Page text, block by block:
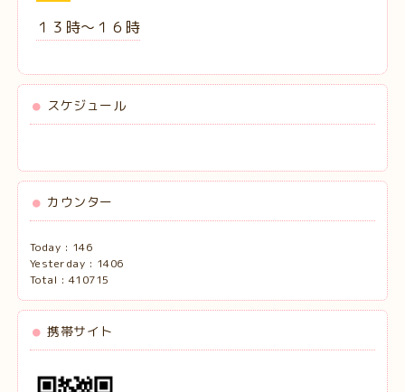
１３時〜１６時
スケジュール
カウンター
Today : 146
Yesterday : 1406
Total : 410715
携帯サイト